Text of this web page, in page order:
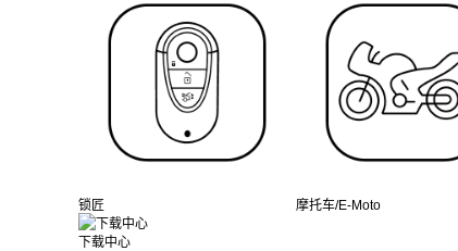
锁匠 摩托车/E-Moto
下载中心